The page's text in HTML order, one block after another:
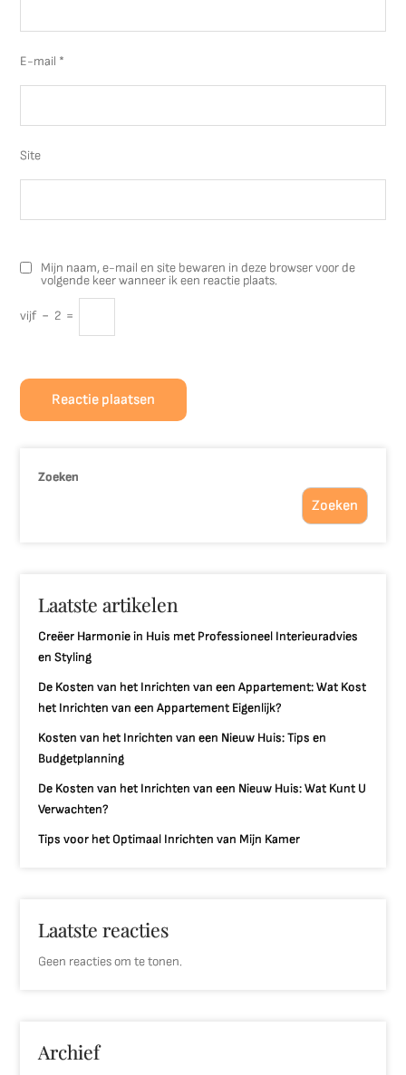
E-mail *
Site
Mijn naam, e-mail en site bewaren in deze browser voor de
volgende keer wanneer ik een reactie plaats.
vijf − 2 =
Zoeken
Zoeken
Laatste artikelen
Creëer Harmonie in Huis met Professioneel Interieuradvies
en Styling
De Kosten van het Inrichten van een Appartement: Wat Kost
het Inrichten van een Appartement Eigenlijk?
Kosten van het Inrichten van een Nieuw Huis: Tips en
Budgetplanning
De Kosten van het Inrichten van een Nieuw Huis: Wat Kunt U
Verwachten?
Tips voor het Optimaal Inrichten van Mijn Kamer
Laatste reacties
Geen reacties om te tonen.
Archief